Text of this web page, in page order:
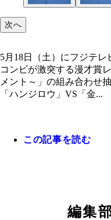
次へ
5月18日（土）にフジテ
コンビが激突する漫才賞
メント～」の組み合わせ
「ハンジロウ」VS「金...
この記事を読む
編集